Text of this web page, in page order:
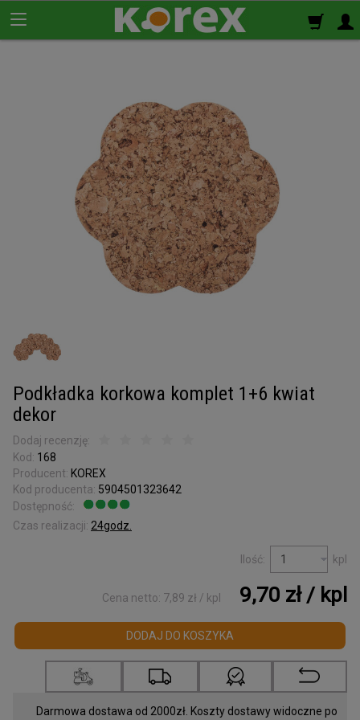
Korek ścienny
Płyty korkowe
Rolki korkowe
Podkład korkowy
pod panele
Korek izolacyjny
Izolacja termiczno-akustyczna
Korek samoprzylepny
do terrarium
wykończeniowe
Akcesoria
Tablice w ramce
Korek dylatacyjny
Korki do butelek
Podkładka korkowa komplet 1+6 kwiat
dekor
Dodaj recenzję:
Kod: 168
Producent: KOREX
Kod producenta: 5904501323642
Dostępność:
Czas realizacji: 24godz.
Ilość: kpl
Cena netto: 7,89 zł / kpl 9,70 zł/ kpl
DODAJ DO KOSZYKA
Darmowa dostawa od 2000zł. Koszty dostawy widoczne po